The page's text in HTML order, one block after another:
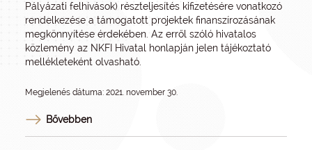
Pályázati felhívások) részteljesítés kifizetésére vonatkozó
rendelkezése a támogatott projektek finanszírozásának
megkönnyítése érdekében. Az erről szóló hivatalos
közlemény az NKFI Hivatal honlapján jelen tájékoztató
mellékleteként olvasható.
Megjelenés dátuma: 2021. november 30.
Bővebben